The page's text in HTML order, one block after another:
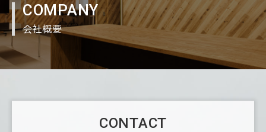
COMPANY
会社概要
CONTACT